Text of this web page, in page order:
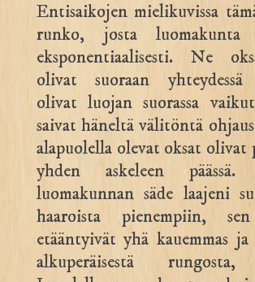
Entisaikojen mielikuvissa
runko, josta luomakunta
eksponentiaalisesti. Ne
olivat suoraan
olivat luojan suorassa
saivat häneltä välitöntä
alapuolella olevat oksat olivat
yhden askeleen
luomakunnan säde laajeni
haaroista pienempiin,
etääntyivät yhä kauemmas ja
alkuperäisestä rungosta,